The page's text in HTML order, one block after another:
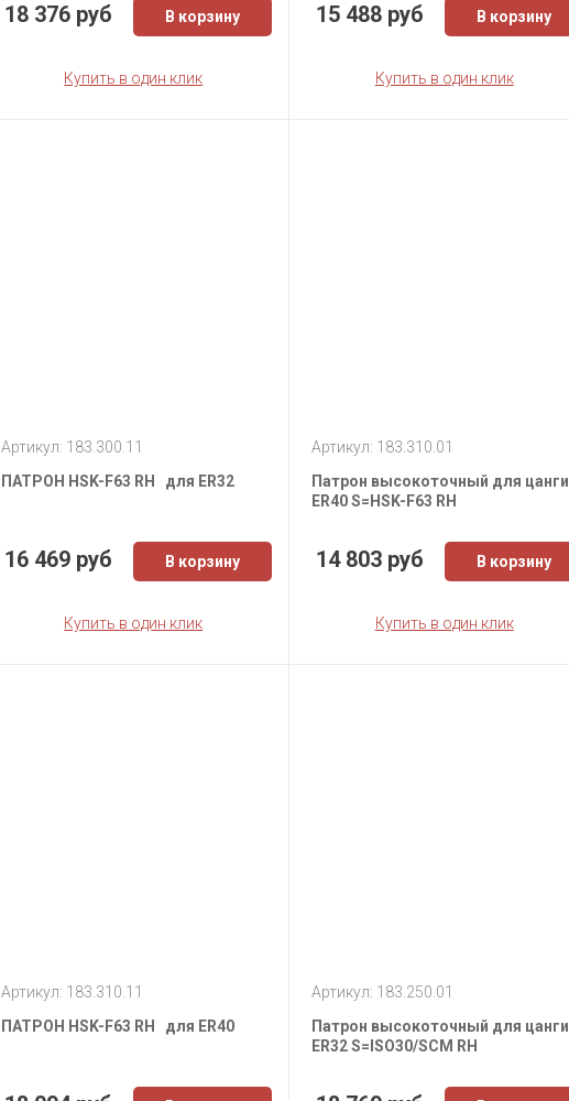
18 376 руб В корзину
Купить в один клик
15 488 руб В корзину
Купить в один клик
Артикул: 183.300.11
ПАТРОН HSK-F63 RH для ER32
16 469 руб В корзину
Купить в один клик
Артикул: 183.310.01
Патрон высокоточный для цанги
ER40 S=HSK-F63 RH
14 803 руб В корзину
Купить в один клик
Артикул: 183.310.11
ПАТРОН HSK-F63 RH для ER40
Артикул: 183.250.01
Патрон высокоточный для цанги
ER32 S=ISO30/SCM RH